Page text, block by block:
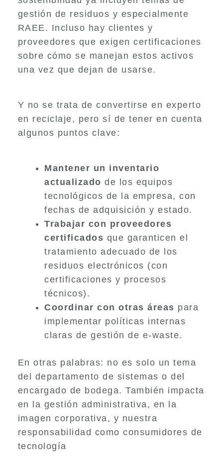
gestión de residuos y especialmente
RAEE. Incluso hay clientes y
proveedores que exigen certificaciones
sobre cómo se manejan estos activos
una vez que dejan de usarse.
Y no se trata de convertirse en experto
en reciclaje, pero sí de tener en cuenta
algunos puntos clave:
Mantener un inventario
actualizado de los equipos
tecnológicos de la empresa, con
fechas de adquisición y estado.
Trabajar con proveedores
certificados que garanticen el
tratamiento adecuado de los
residuos electrónicos (con
certificaciones y procesos
técnicos).
Coordinar con otras áreas para
implementar políticas internas
claras de gestión de e-waste.
En otras palabras: no es solo un tema
del departamento de sistemas o del
encargado de bodega. También impacta
en la gestión administrativa, en la
imagen corporativa, y nuestra
responsabilidad como consumidores de
tecnología